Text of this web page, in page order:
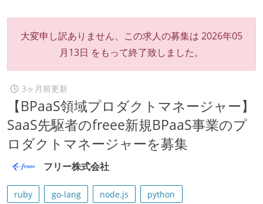
大変申し訳ありません、この求人の募集は 2026年05
月13日 をもって終了致しました。
3ヶ月前更新
【BPaaS領域プロダクトマネージャー】
SaaS先駆者のfreee新規BPaaS事業のプ
ロダクトマネージャーを募集
フリー株式会社
ruby go-lang node.js
python